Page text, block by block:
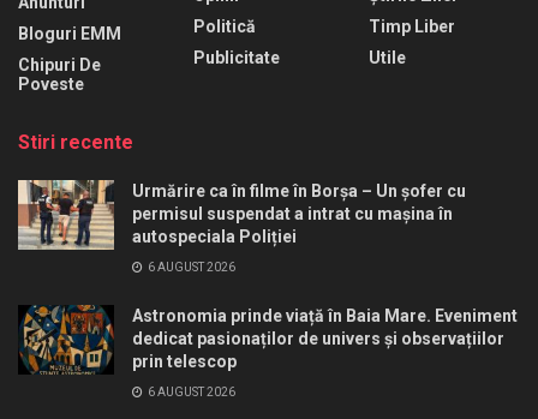
Bloguri EMM
Chipuri De
Poveste
Politică
Publicitate
Timp Liber
Utile
Stiri recente
Urmărire ca în filme în Borșa – Un șofer cu
permisul suspendat a intrat cu mașina în
autospeciala Poliției
6 AUGUST 2026
Astronomia prinde viață în Baia Mare. Eveniment
dedicat pasionaților de univers și observațiilor
prin telescop
6 AUGUST 2026